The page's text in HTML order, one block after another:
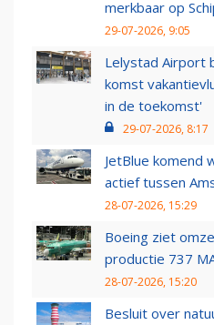
merkbaar op
29-07-2026, 9:05
Lelystad Airport
komst
in de toekomst'
29-07-2026, 8:17
JetBlue komend
actief tussen
28-07-2026, 15:29
Boeing ziet
productie 737
28-07-2026, 15:20
Besluit over